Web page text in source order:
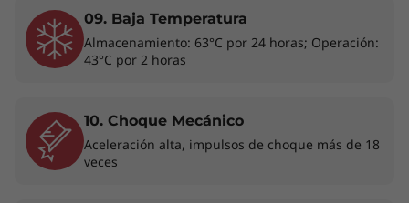
para ofrecer una experiencia de usuario
excepcional. Su renovado diseño térmico,
añadido a ventiladores duales y conductos de
concentrados y a una temperatura óptima,
incluso durante largos periodos de trabajo.
Por otra parte, proporciona un refuerzo de
09. Baja Temperatura
Almacenamiento: 63°C por 24 horas; Operación:
43°C por 2 horas
10. Choque Mecánico
Aceleración alta, impulsos de choque más de 18
veces